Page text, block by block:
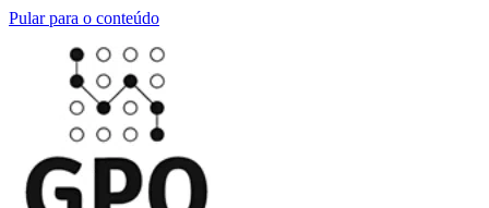
Pular para o conteúdo